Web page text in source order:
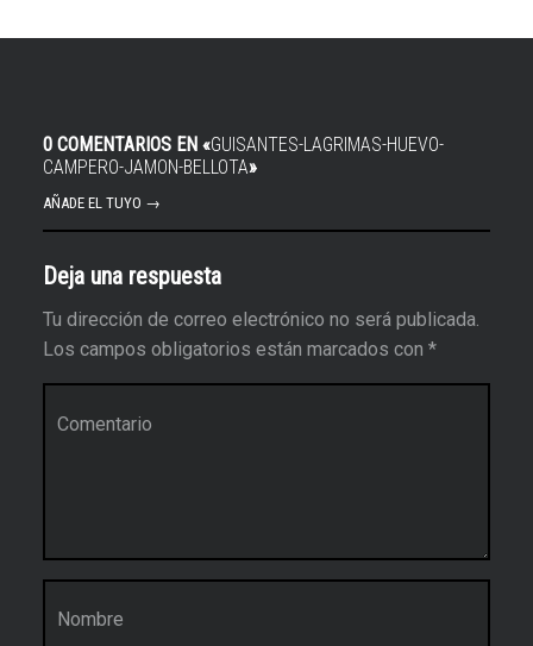
0 COMENTARIOS EN «GUISANTES-LAGRIMAS-HUEVO-
CAMPERO-JAMON-BELLOTA»
AÑADE EL TUYO →
Deja una respuesta
Tu dirección de correo electrónico no será publicada.
Los campos obligatorios están marcados con *
Nombre
*